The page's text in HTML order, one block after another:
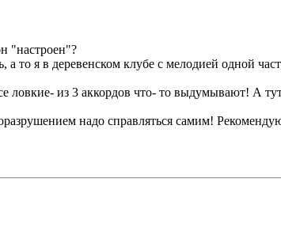
"настроен"?
то я в деревенском клубе с мелодией одной
ловкие- из 3 аккордов что- то выдумывают! А
надо справляться самим!